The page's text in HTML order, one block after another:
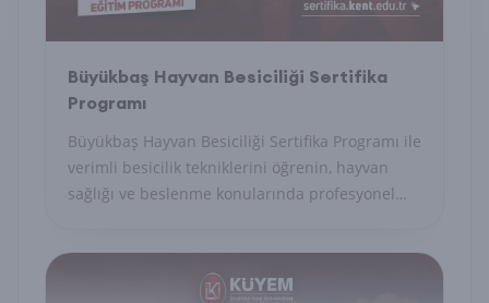
Büyükbaş Hayvan Besiciliği Sertifika
Programı
Büyükbaş Hayvan Besiciliği Sertifika Programı ile
verimli besicilik tekniklerini öğrenin, hayvan
sağlığı ve beslenme konularında profesyonel